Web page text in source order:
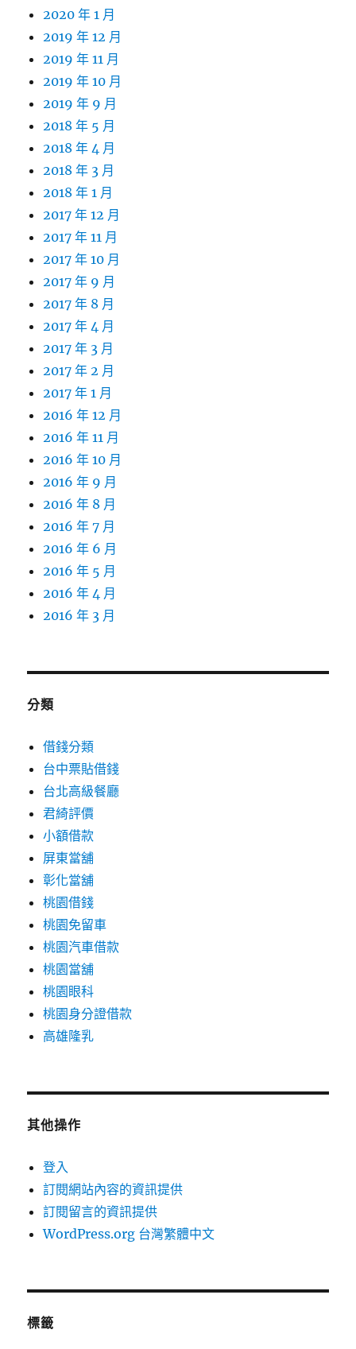
2020 年 1 月
2019 年 12 月
2019 年 11 月
2019 年 10 月
2019 年 9 月
2018 年 5 月
2018 年 4 月
2018 年 3 月
2018 年 1 月
2017 年 12 月
2017 年 11 月
2017 年 10 月
2017 年 9 月
2017 年 8 月
2017 年 4 月
2017 年 3 月
2017 年 2 月
2017 年 1 月
2016 年 12 月
2016 年 11 月
2016 年 10 月
2016 年 9 月
2016 年 8 月
2016 年 7 月
2016 年 6 月
2016 年 5 月
2016 年 4 月
2016 年 3 月
分類
借錢分類
台中票貼借錢
台北高級餐廳
君綺評價
小額借款
屏東當舖
彰化當舖
桃園借錢
桃園免留車
桃園汽車借款
桃園當舖
桃園眼科
桃園身分證借款
高雄隆乳
其他操作
登入
訂閱網站內容的資訊提供
訂閱留言的資訊提供
WordPress.org 台灣繁體中文
標籤